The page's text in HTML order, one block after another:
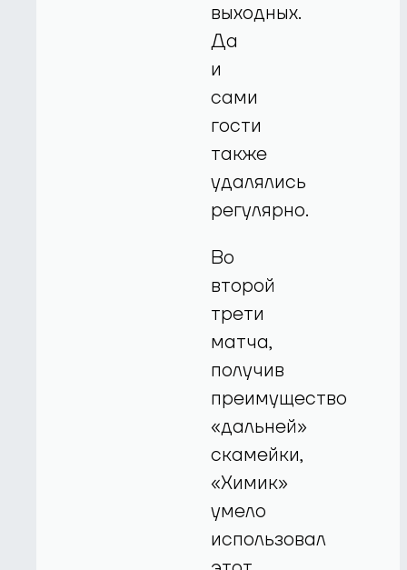
выходных.
Да
и
сами
гости
также
удалялись
регулярно.
Во
второй
трети
матча,
получив
преимущество
«дальней»
скамейки,
«Химик»
умело
использовал